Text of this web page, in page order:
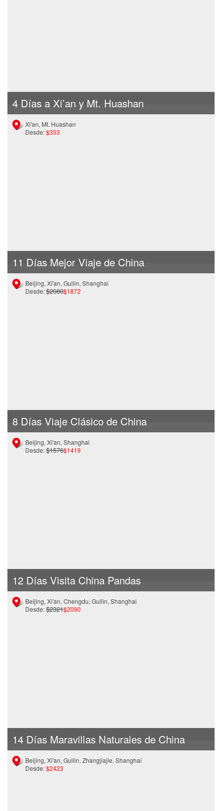
4 Días a Xi’an y Mt. Huashan
Xi'an, Mt. Huashan
Desde:$353
11 Días Mejor Viaje de China
Beijing, Xi'an, Guilin, Shanghai
Desde:$2080$1872
8 Días Viaje Clásico de China
Beijing, Xi'an, Shanghai
Desde:$1576$1419
12 Días Visita China Pandas
Beijing, Xi'an, Chengdu, Guilin, Shanghai
Desde:$2321$2090
14 Días Maravillas Naturales de China
Beijing, Xi'an, Guilin, Zhangjiajie, Shanghai
Desde:$2423